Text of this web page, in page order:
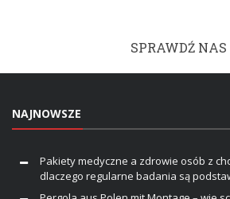
SPRAWDŹ NAS
NAJNOWSZE
Pakiety medyczne a zdrowie osób z
dlaczego regularne badania są